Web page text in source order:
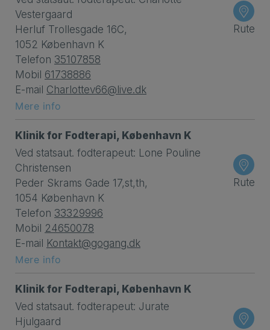
Vestergaard
Herluf Trollesgade 16C,
1052 København K
Telefon 35107858
Mobil 61738886
E-mail Charlottev66@live.dk
Mere info
Rute
Klinik for Fodterapi, København K
Ved statsaut. fodterapeut: Lone Pouline
Christensen
Peder Skrams Gade 17,st,th,
1054 København K
Telefon 33329996
Mobil 24650078
E-mail
Kontakt@gogang.dk
Mere info
Rute
Klinik for Fodterapi, København K
Ved statsaut. fodterapeut: Jurate
Hjulgaard